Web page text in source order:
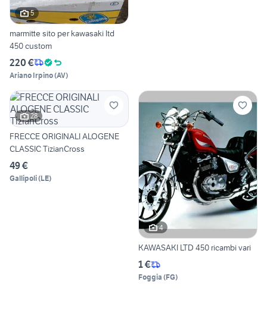
5
marmitte sito per kawasaki ltd
450 custom
220 €
Ariano Irpino(AV)
28
FRECCE ORIGINALI ALOGENE
CLASSIC TizianCross
49 €
Gallipoli(LE)
4
KAWASAKI LTD 450 ricambi vari
1 €
Foggia (FG)